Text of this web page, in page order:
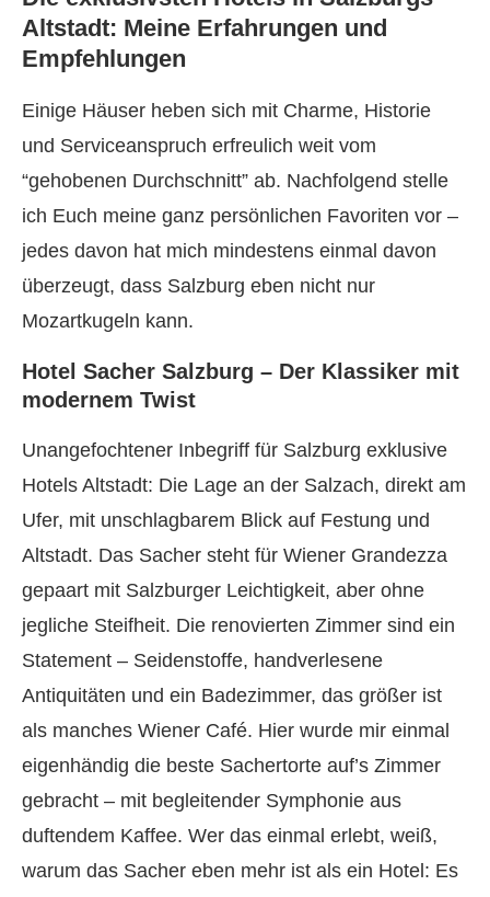
Altstadt: Meine Erfahrungen und
Empfehlungen
Einige Häuser heben sich mit Charme, Historie
und Serviceanspruch erfreulich weit vom
“gehobenen Durchschnitt” ab. Nachfolgend stelle
ich Euch meine ganz persönlichen Favoriten vor –
jedes davon hat mich mindestens einmal davon
überzeugt, dass Salzburg eben nicht nur
Mozartkugeln kann.
Hotel Sacher Salzburg – Der Klassiker mit
modernem Twist
Unangefochtener Inbegriff für Salzburg exklusive
Hotels Altstadt: Die Lage an der Salzach, direkt am
Ufer, mit unschlagbarem Blick auf Festung und
Altstadt. Das Sacher steht für Wiener Grandezza
gepaart mit Salzburger Leichtigkeit, aber ohne
jegliche Steifheit. Die renovierten Zimmer sind ein
Statement – Seidenstoffe, handverlesene
Antiquitäten und ein Badezimmer, das größer ist
als manches Wiener Café. Hier wurde mir einmal
eigenhändig die beste Sachertorte auf’s Zimmer
gebracht – mit begleitender Symphonie aus
duftendem Kaffee. Wer das einmal erlebt, weiß,
warum das Sacher eben mehr ist als ein Hotel: Es